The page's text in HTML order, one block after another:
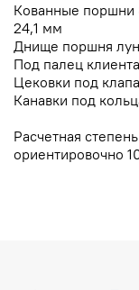
Кованные поршни
24,1 мм
Днище поршня
Под палец
Цековки под
Канавки под
Расчетная
ориентировочно